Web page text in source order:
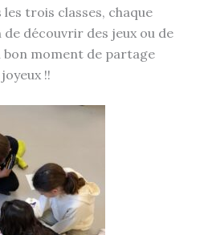
les trois classes, chaque
de découvrir des jeux ou de
moment de partage
!!